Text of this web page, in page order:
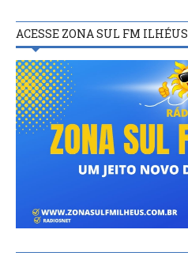
ACESSE ZONA SUL FM ILHÉUS